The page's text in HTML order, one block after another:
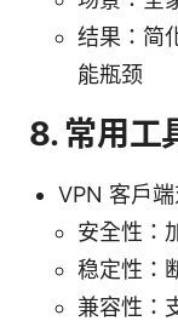
结果：简
能瓶颈
8. 常用工
VPN 客户
安全性：
稳定性：
兼容性：